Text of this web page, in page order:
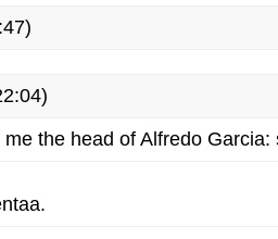
the head of Alfredo